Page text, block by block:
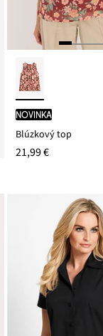
novinka
Blúzkový top
21,99 €